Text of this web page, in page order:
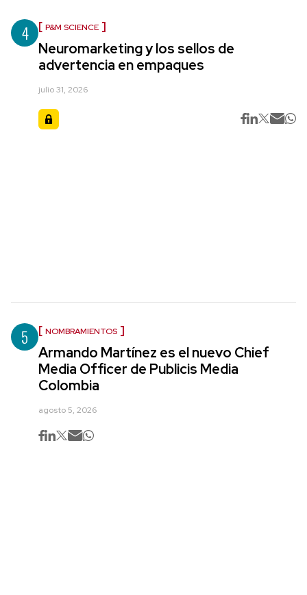
4 P&M SCIENCE
Neuromarketing y los sellos de
advertencia en empaques
julio 31, 2026
5 NOMBRAMIENTOS
Armando Martínez es el nuevo Chief
Media Officer de Publicis Media
Colombia
agosto 5, 2026